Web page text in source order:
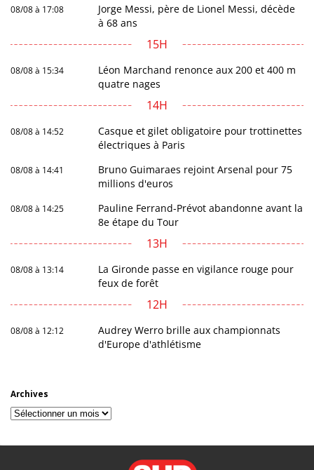
08/08 à 17:08
Jorge Messi, père de Lionel Messi, décède
à 68 ans
15H
08/08 à 15:34
Léon Marchand renonce aux 200 et 400 m
quatre nages
14H
08/08 à 14:52
Casque et gilet obligatoire pour trottinettes
électriques à Paris
08/08 à 14:41
Bruno Guimaraes rejoint Arsenal pour 75
millions d'euros
08/08 à 14:25
Pauline Ferrand-Prévot abandonne avant la
8e étape du Tour
13H
08/08 à 13:14
La Gironde passe en vigilance rouge pour
feux de forêt
12H
08/08 à 12:12
Audrey Werro brille aux championnats
d'Europe d'athlétisme
Archives
Archives